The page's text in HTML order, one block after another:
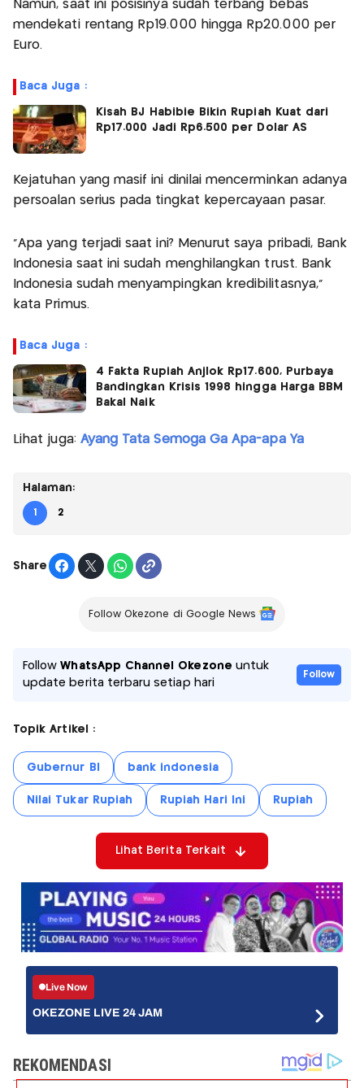
Namun, saat ini posisinya sudah terbang bebas
mendekati rentang Rp19.000 hingga Rp20.000 per
Euro.
Baca Juga :
Kisah BJ Habibie Bikin Rupiah Kuat dari
Rp17.000 Jadi Rp6.500 per Dolar AS
Kejatuhan yang masif ini dinilai mencerminkan adanya
persoalan serius pada tingkat kepercayaan pasar.
“Apa yang terjadi saat ini? Menurut saya pribadi, Bank
Indonesia saat ini sudah menghilangkan trust. Bank
Indonesia sudah menyampingkan kredibilitasnya,”
kata Primus.
Baca Juga :
4 Fakta Rupiah Anjlok Rp17.600, Purbaya
Bandingkan Krisis 1998 hingga Harga BBM
Bakal Naik
Lihat juga: Ayang Tata Semoga Ga Apa-apa Ya
Halaman:
1 2
Share
Follow Okezone di Google News
FollowWhatsApp Channel Okezone untuk
update berita terbaru setiap hari
Follow
Topik Artikel :
Gubernur BI bank indonesia
Nilai Tukar Rupiah Rupiah Hari Ini Rupiah
Lihat Berita Terkait
Live Now
OKEZONE LIVE 24 JAM